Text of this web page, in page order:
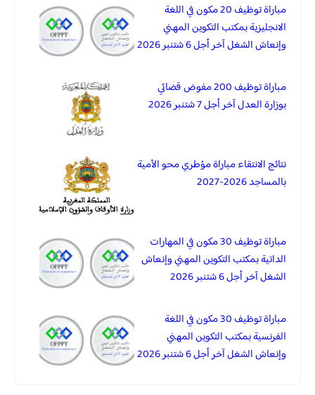
مباراة توظيف 20 مكون في اللغة
الانجليزية بمكتب التكوين المهني
وإنعاش الشغل آخر أجل 6 شتنبر 2026
مباراة توظيف 200 مفوض قضائي
بوزارة العدل آخر أجل 7 شتنبر 2026
نتائج الانتقاء مباراة مؤطري محو الأمية
بالمساجد 2026-2027
مباراة توظيف 30 مكون في المهارات
الداتية بمكتب التكوين المهني وإنعاش
الشغل آخر أجل 6 شتنبر 2026
مباراة توظيف 30 مكون في اللغة
الفرنسية بمكتب التكوين المهني
وإنعاش الشغل آخر أجل 6 شتنبر 2026